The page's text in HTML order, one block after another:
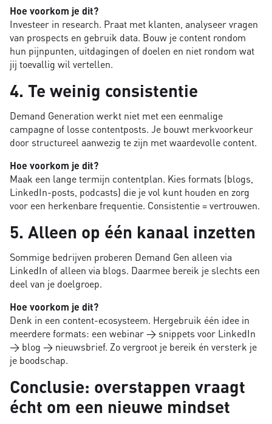
Hoe voorkom je dit?
Investeer in research. Praat met klanten, analyseer vragen
van prospects en gebruik data. Bouw je content rondom
hun pijnpunten, uitdagingen of doelen en niet rondom wat
jij toevallig wil vertellen.
4. Te weinig consistentie
Demand Generation werkt niet met een eenmalige
campagne of losse contentposts. Je bouwt merkvoorkeur
door structureel aanwezig te zijn met waardevolle content.
Hoe voorkom je dit?
Maak een lange termijn contentplan. Kies formats (blogs,
LinkedIn-posts, podcasts) die je vol kunt houden en zorg
voor een herkenbare frequentie. Consistentie = vertrouwen.
5. Alleen op één kanaal inzetten
Sommige bedrijven proberen Demand Gen alleen via
LinkedIn of alleen via blogs. Daarmee bereik je slechts een
deel van je doelgroep.
Hoe voorkom je dit?
Denk in een content-ecosysteem. Hergebruik één idee in
meerdere formats: een webinar → snippets voor LinkedIn
→ blog → nieuwsbrief. Zo vergroot je bereik én versterk je
je boodschap.
Conclusie: overstappen vraagt
écht om een nieuwe mindset